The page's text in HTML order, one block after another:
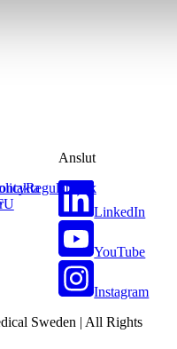
Regulatorisk
Anslut
LinkedIn
YouTube
Instagram
Sweden | All Rights